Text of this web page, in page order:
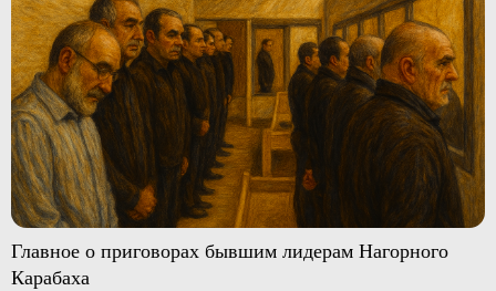
Главное о приговорах бывшим лидерам Нагорного
Карабаха